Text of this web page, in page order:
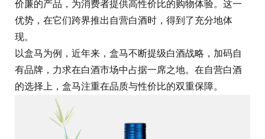
价廉的产品，为消费者提供高性价比的购物体验。这一
优势，在它们跨界推出自营白酒时，得到了充分地体
现。
以盒马为例，近年来，盒马不断提级白酒战略，加码自
有品牌，力求在白酒市场中占据一席之地。在自营白酒
的选择上，盒马注重在品质与性价比的双重保障。